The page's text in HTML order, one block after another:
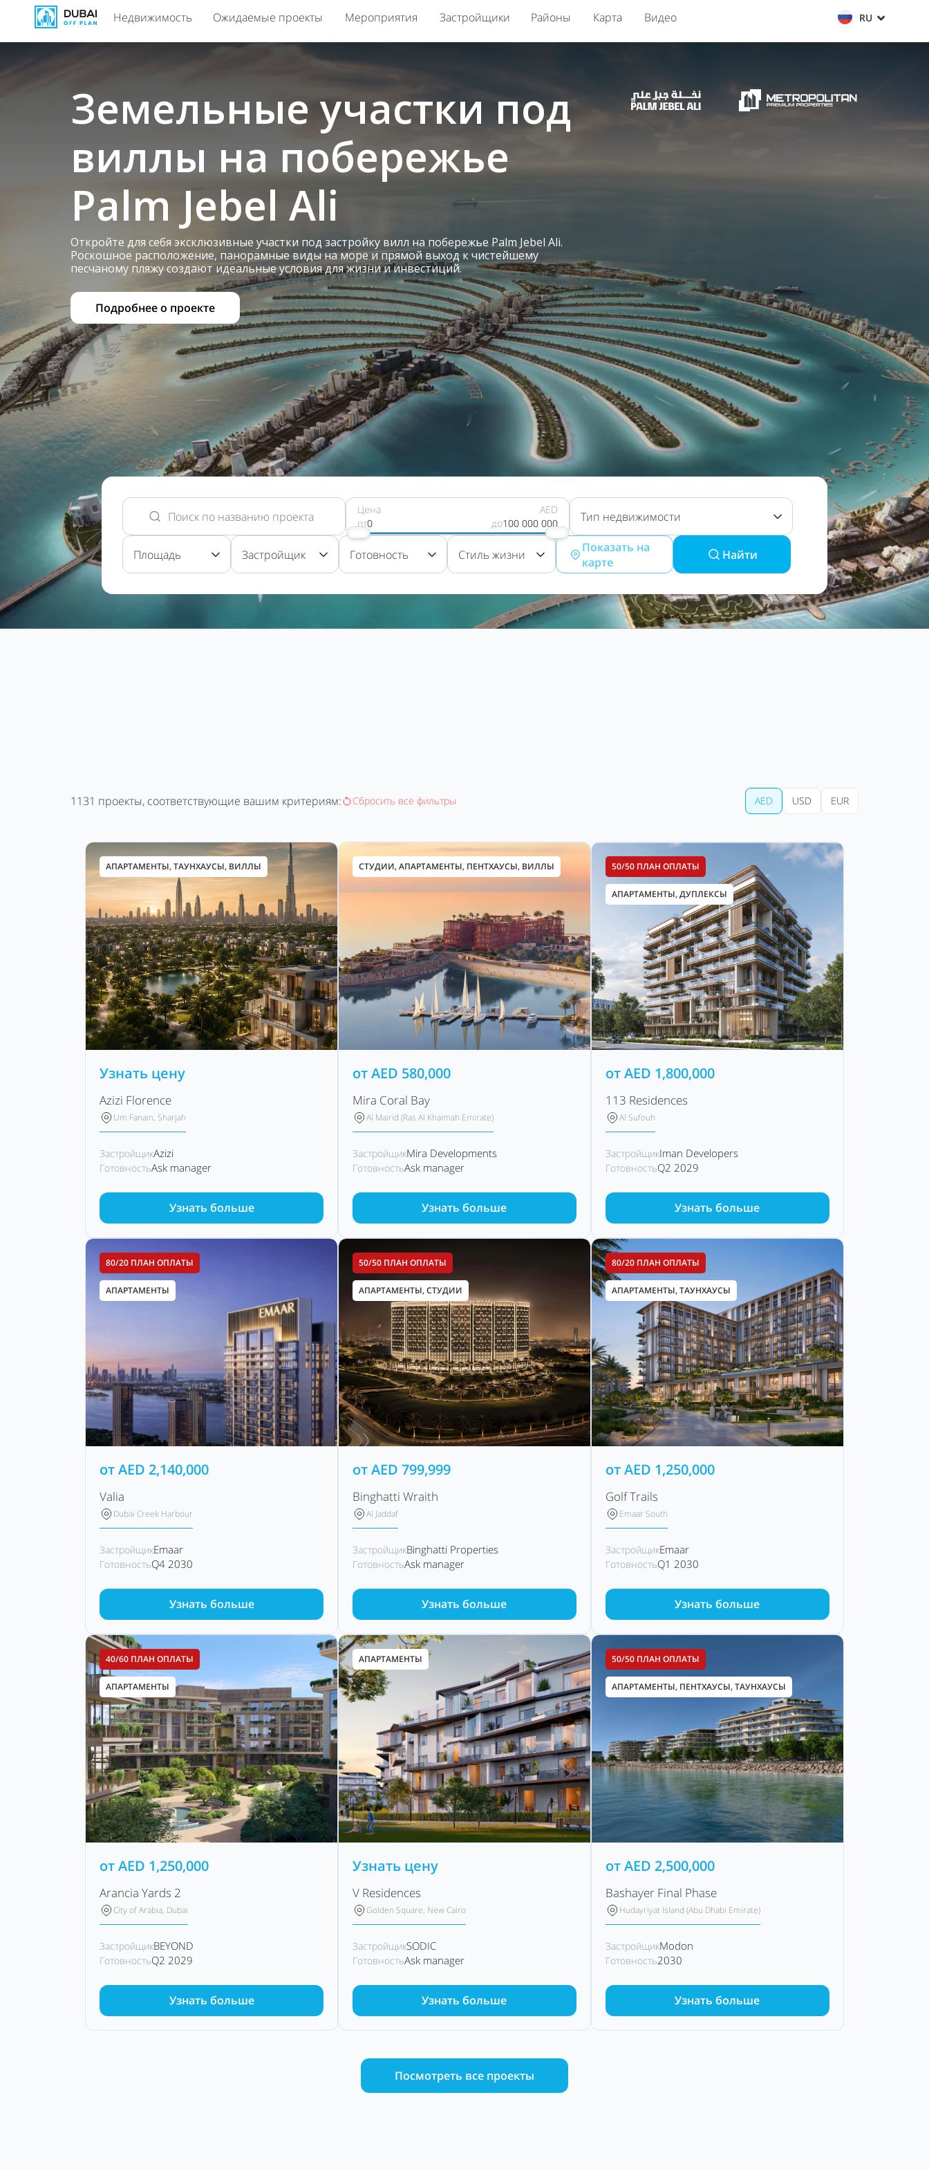
Недвижимость Ожидаемые проекты Мероприятия Застройщики Районы Карта Видео RU
Земельные участки под
виллы на побережье
Palm Jebel Ali
Откройте для себя эксклюзивные участки под застройку вилл на побережье Palm Jebel Ali.
Роскошное расположение, панорамные виды на море и прямой выход к чистейшему
песчаному пляжу создают идеальные условия для жизни и инвестиций.
Подробнее о проекте
Цена
от0
AED
до100 000 000 Тип недвижимости
Площадь Застройщик Готовность Стиль жизни
Показать на
карте
Найти
1131 проекты, соответствующие вашим критериям: Сбросить все фильтры AED USD EUR
АПАРТАМЕНТЫ, ТАУНХАУСЫ, ВИЛЛЫ
Узнать цену
Azizi Florence
Um Fanain, Sharjah
ЗастройщикAzizi
ГотовностьAsk manager
Узнать больше
СТУДИИ, АПАРТАМЕНТЫ, ПЕНТХАУСЫ, ВИЛЛЫ
отAED 580,000
Mira Coral Bay
Al Mairid (Ras Al Khaimah Emirate)
ЗастройщикMira Developments
ГотовностьAsk manager
Узнать больше
50/50 ПЛАН ОПЛАТЫ
АПАРТАМЕНТЫ, ДУПЛЕКСЫ
отAED 1,800,000
113 Residences
Al Sufouh
ЗастройщикIman Developers
ГотовностьQ2 2029
Узнать больше
80/20 ПЛАН ОПЛАТЫ
АПАРТАМЕНТЫ
отAED 2,140,000
Valia
Dubai Creek Harbour
ЗастройщикEmaar
ГотовностьQ4 2030
Узнать больше
50/50 ПЛАН ОПЛАТЫ
АПАРТАМЕНТЫ, СТУДИИ
отAED 799,999
Binghatti Wraith
Al Jaddaf
ЗастройщикBinghatti Properties
ГотовностьAsk manager
Узнать больше
80/20 ПЛАН ОПЛАТЫ
АПАРТАМЕНТЫ, ТАУНХАУСЫ
отAED 1,250,000
Golf Trails
Emaar South
ЗастройщикEmaar
ГотовностьQ1 2030
Узнать больше
40/60 ПЛАН ОПЛАТЫ
АПАРТАМЕНТЫ
отAED 1,250,000
Arancia Yards 2
City of Arabia, Dubai
ЗастройщикBEYOND
ГотовностьQ2 2029
Узнать больше
АПАРТАМЕНТЫ
Узнать цену
V Residences
Golden Square, New Cairo
ЗастройщикSODIC
ГотовностьAsk manager
Узнать больше
50/50 ПЛАН ОПЛАТЫ
АПАРТАМЕНТЫ, ПЕНТХАУСЫ, ТАУНХАУСЫ
отAED 2,500,000
Bashayer Final Phase
Hudayriyat Island (Abu Dhabi Emirate)
ЗастройщикModon
Готовность2030
Узнать больше
Посмотреть все проекты